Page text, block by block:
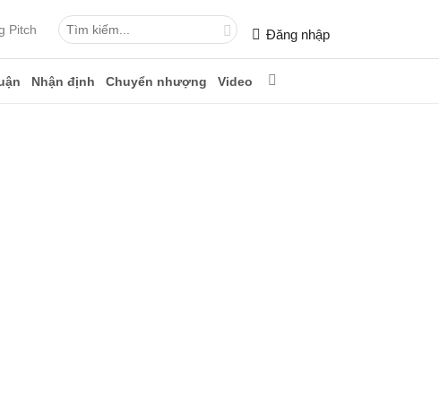
Pitch Đăng nhập
Nhận định Chuyển nhượng Video